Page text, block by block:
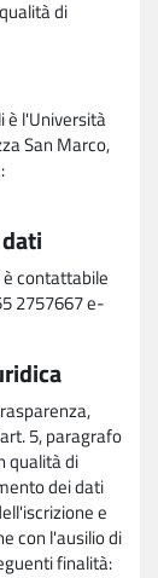
di
è l'Università
San Marco,
è contattabile
2757667 e-
5, paragrafo
qualità di
dei dati
e
con l'ausilio di
finalità: